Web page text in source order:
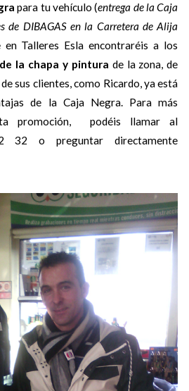
para tu vehículo (entrega de la Caja
de DIBAGAS en la Carretera de Alija
en Talleres Esla encontraréis a los
la chapa y pintura de la zona, de
sus clientes, como Ricardo, ya está
de la Caja Negra. Para más
promoción, podéis llamar al
o preguntar directamente